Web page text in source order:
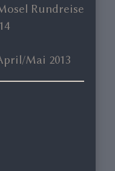
Rundreise
Mai 2013